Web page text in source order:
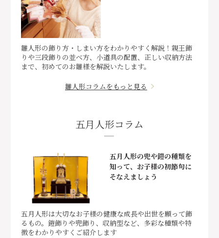
雛人形の飾り方・しまい方をわかりやすく解説！親王飾
りや三段飾りの並べ方、小道具の配置、正しい収納方法
まで、初めてのお雛様を解説いたします。
雛人形コラムをもっと見る
五月人形コラム
五月人形の兜や鎧の種類を
知って、お子様の初節句に
そなえましょう
五月人形は大切なお子様の健康な成長や出世を願って飾
るもの。鎧飾りや兜飾り、収納型など、多彩な種類や特
徴をわかりやすくご紹介します